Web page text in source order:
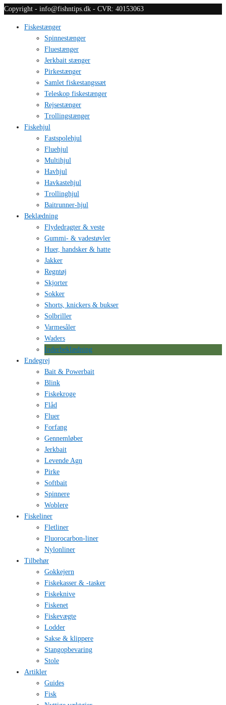
Copyright - info@fishntips.dk - CVR: 40153063
Fiskestænger
Spinnestænger
Fluestænger
Jerkbait stænger
Pirkestænger
Samlet fiskestangssæt
Teleskop fiskestænger
Rejsestænger
Trollingstænger
Fiskehjul
Fastspolehjul
Fluehjul
Multihjul
Havhjul
Havkastehjul
Trollinghjul
Baitrunner-hjul
Beklædning
Flydedragter & veste
Gummi- & vadestøvler
Huer, handsker & hatte
Jakker
Regntøj
Skjorter
Sokker
Shorts, knickers & bukser
Solbriller
Varmesåler
Waders
Inderbeklædning
Endegrej
Bait & Powerbait
Blink
Fiskekroge
Flåd
Fluer
Forfang
Gennemløber
Jerkbait
Levende Agn
Pirke
Softbait
Spinnere
Woblere
Fiskeliner
Fletliner
Fluorocarbon-liner
Nylonliner
Tilbehør
Gokkejern
Fiskekasser & -tasker
Fiskeknive
Fiskenet
Fiskevægte
Lodder
Sakse & klippere
Stangopbevaring
Stole
Artikler
Guides
Fisk